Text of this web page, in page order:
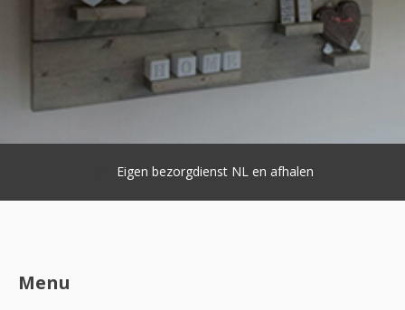
Eigen bezorgdienst NL en afhalen
Menu